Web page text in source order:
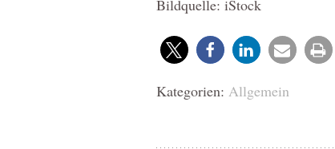
Bildquelle: iStock
Kategorien: Allgemein